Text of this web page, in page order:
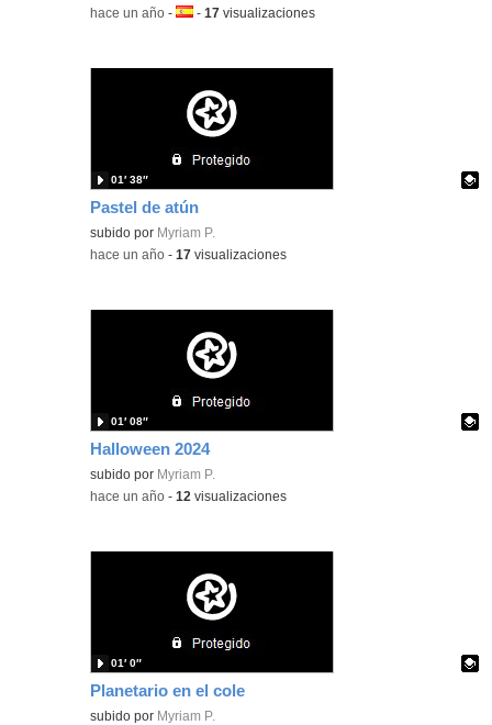
-hace un año -Idioma:
-17 visualizaciones
Pastel de atún
Contenido educativo.
subido por Myriam P.
01′ 38″
-hace un año -17 visualizaciones
Halloween 2024
Contenido educativo.
subido por Myriam P.
01′ 08″
-hace un año -12 visualizaciones
Planetario en el cole
Contenido educativo.
subido por Myriam P.
01′ 0″